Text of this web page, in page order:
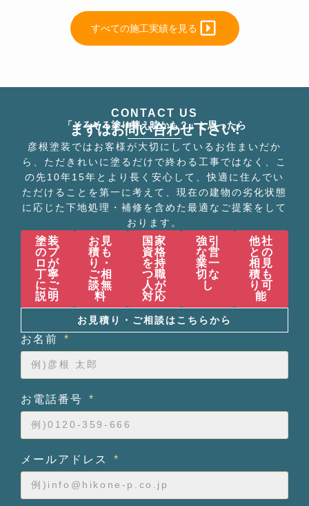
すべての施工実績を見る
CONTACT US
「そろそろ塗り替え時かも？」と思ったら
まずはお問い合わせ下さい!
彦根塗装ではお客様が大切にしているお住まいだか
ら、ただきれいに塗るだけで終わる工事ではなく、こ
の先10年15年とより長く安心して、快適に住んでい
ただけることを第一に考えて、現在の建物の劣化状態
に応じた下地処理・補修を含めた最適なご提案をして
おります。
塗装
のプ
ロが
丁寧
にご
説明
お見
積も
り・
ご相
談無
料
国家
資格
を持
つ職
人が
対応
強引
な営
業一
切な
し
他社
との
相見
積も
り可
能
お見積り・ご相談はこちらから
お名前
お電話番号
メールアドレス